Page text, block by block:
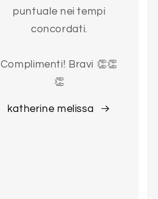
puntuale nei tempi
concordati.
Complimenti! Bravi 👏👏
👏
katherine melissa